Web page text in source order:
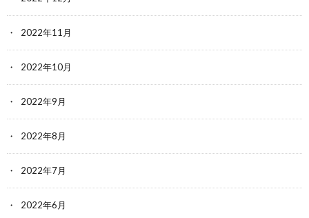
2022年11月
2022年10月
2022年9月
2022年8月
2022年7月
2022年6月